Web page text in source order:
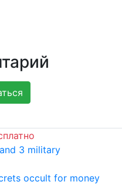
3 military
occult for money